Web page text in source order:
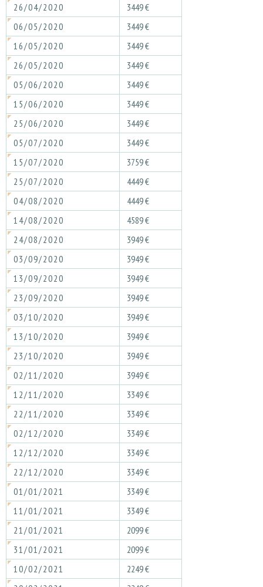
26/04/2020
3449 €
06/05/2020
3449 €
16/05/2020
3449 €
26/05/2020
3449 €
05/06/2020
3449 €
15/06/2020
3449 €
25/06/2020
3449 €
05/07/2020
3449 €
15/07/2020
3759 €
25/07/2020
4449 €
04/08/2020
4449 €
14/08/2020
4589 €
24/08/2020
3949 €
03/09/2020
3949 €
13/09/2020
3949 €
23/09/2020
3949 €
03/10/2020
3949 €
13/10/2020
3949 €
23/10/2020
3949 €
02/11/2020
3949 €
12/11/2020
3349 €
22/11/2020
3349 €
02/12/2020
3349 €
12/12/2020
3349 €
22/12/2020
3349 €
01/01/2021
3349 €
11/01/2021
3349 €
21/01/2021
2099 €
31/01/2021
2099 €
10/02/2021
2249 €